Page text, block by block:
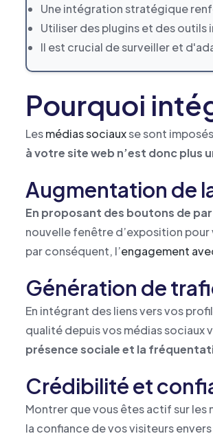
Une intégration stratégique
Utiliser des plugins et des
Il est crucial de surveiller et
Pourquoi
Lesmédias sociauxse sont
à votre site web n’est donc plus
Augmentation de
En proposant des boutons de
nouvelle fenêtre d’exposition
par conséquent, l’engagement
Génération de
En intégrant des liens vers vos
qualité depuis vos médias sociaux
présence sociale et la
Crédibilité et
Montrer que vous êtes actif sur
la confiance de vos visiteurs